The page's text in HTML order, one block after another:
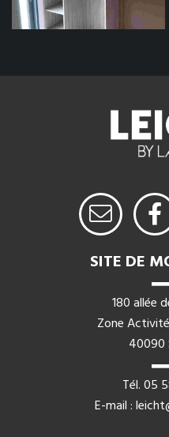
SITE DE
180 allée
Zone
40090
Tél.05
E-mail :